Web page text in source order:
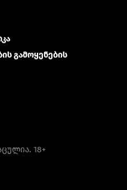
გამოყენების
18+